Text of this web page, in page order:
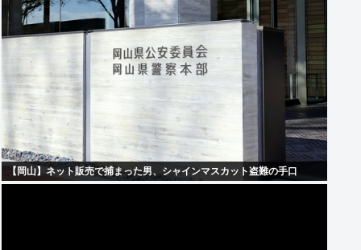
【岡山】ネット販売で捕まった男、シャインマスカット盗難の手口